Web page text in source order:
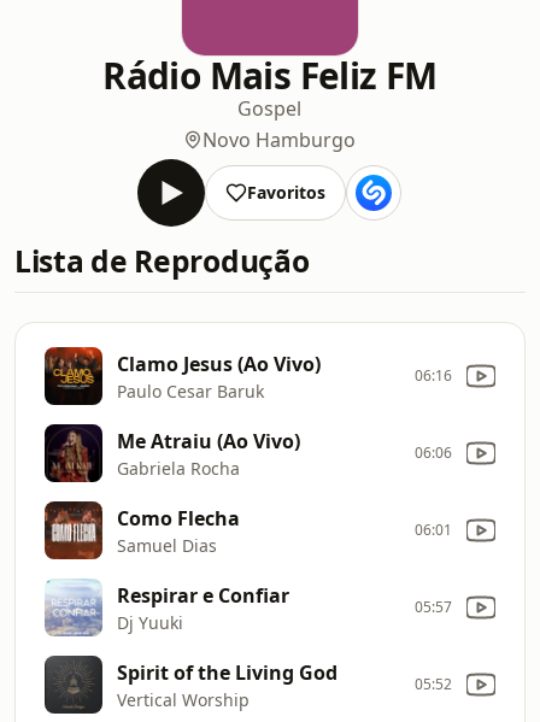
Rádio Mais Feliz FM
Gospel
Novo Hamburgo
Favoritos
Lista de Reprodução
Clamo Jesus (Ao Vivo)
Paulo Cesar Baruk
06:16
Me Atraiu (Ao Vivo)
Gabriela Rocha
06:06
Como Flecha
Samuel Dias
06:01
Respirar e Confiar
Dj Yuuki
05:57
Spirit of the Living God
Vertical Worship
05:52